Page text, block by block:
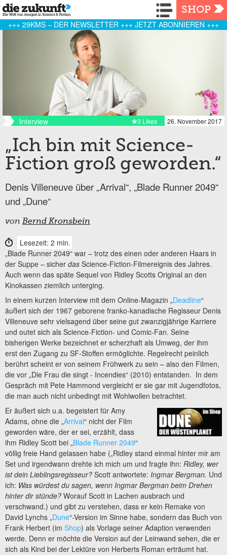
Navigation
SHOP
+++ 29KMS – DER NEWSLETTER +++ JETZT ABONNIEREN +++
Interview 26. November 2017
3 Likes
„Ich bin mit Science-
Fiction groß geworden.“
Denis Villeneuve über „Arrival“, „Blade Runner 2049“
und „Dune“
von Bernd Kronsbein
Lesezeit: 2 min.
„Blade Runner 2049“ war – trotz des einen oder anderen Haars in
der Suppe – sicher das Science-Fiction-Filmereignis des Jahres.
Auch wenn das späte Sequel von Ridley Scotts Original an den
Kinokassen ziemlich unterging.
In einem kurzen Interview mit dem Online-Magazin „Deadline“
äußert sich der 1967 geborene franko-kanadische Regisseur Denis
Villeneuve sehr vielsagend über seine gut zwanzigjährige Karriere
und outet sich als Science-Fiction- und Comic-Fan. Seine
bisherigen Werke bezeichnet er scherzhaft als Umweg, der ihm
erst den Zugang zu SF-Stoffen ermöglichte. Regelrecht peinlich
berührt scheint er von seinem Frühwerk zu sein – also den Filmen,
die vor „Die Frau die singt - Incendies“ (2010) entstanden. In dem
Gespräch mit Pete Hammond vergleicht er sie gar mit Jugendfotos,
die man auch nicht unbedingt mit Wohlwollen betrachtet.
Er äußert sich u.a. begeistert für Amy
Adams, ohne die „Arrival“ nicht der Film
geworden wäre, der er sei, erzählt, dass
ihm Ridley Scott bei „Blade Runner 2049“
völlig freie Hand gelassen habe („Ridley stand einmal hinter mir am
Set und irgendwann drehte ich mich um und fragte ihn: Ridley, wer
ist dein Lieblingsregisseur? Scott antwortete: Ingmar Bergman. Und
ich: Was würdest du sagen, wenn Ingmar Bergman beim Drehen
hinter dir stünde? Worauf Scott in Lachen ausbrach und
verschwand.) und gibt zu verstehen, dass er kein Remake von
David Lynchs „Dune“-Version im Sinne habe, sondern das Buch von
Frank Herbert (im Shop) als Vorlage seiner Adaption verwenden
werde. Denn er möchte die Version auf der Leinwand sehen, die er
sich als Kind bei der Lektüre von Herberts Roman erträumt hat.